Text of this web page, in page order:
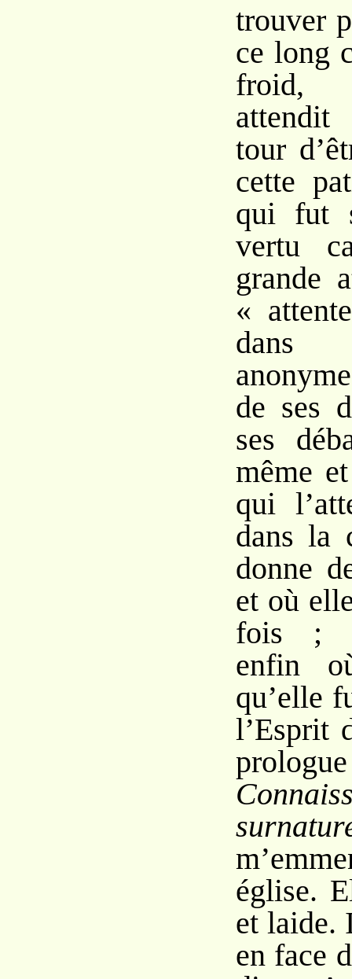
trouver
ce long
froid,
tour
cette
qui fut
vertu
grande
«
dans
de ses
ses
même
qui
dans la
donne
et où
fois ;
enfin
qu’elle
l’Esprit
église.
et laide.
en face